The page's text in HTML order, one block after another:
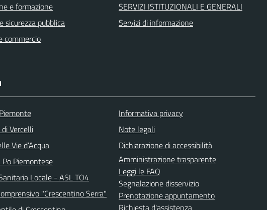
e formazione
sicurezza pubblica
commercio
SERVIZI ISTITUZIONALI E GENERALI
Servizi di informazione
Vercelli
Vie d’Acqua
Po Piemontese
Locale - ASL TO4
"Crescentino Serra"
Informativa privacy
Note legali
Dichiarazione di accessibilità
Amministrazione trasparente
Leggi le FAQ
Segnalazione disservizio
Prenotazione appuntamento
Richiesta d'assistenza